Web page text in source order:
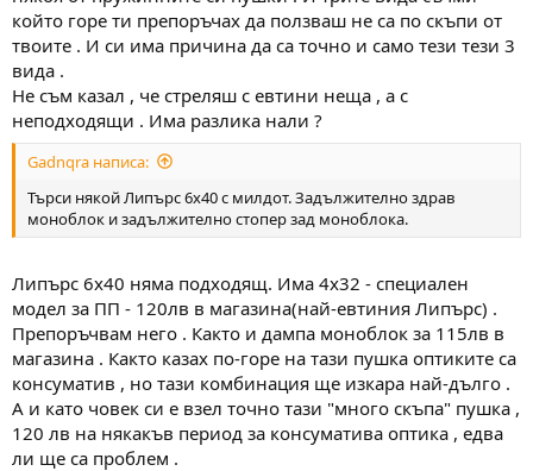
който горе ти препоръчах да ползваш не са по скъпи от
твоите . И си има причина да са точно и само тези тези 3
вида .
Не съм казал , че стреляш с евтини неща , а с
неподходящи . Има разлика нали ?
Gadnqra написа:
Търси някой Липърс 6х40 с милдот. Задължително здрав
моноблок и задължително стопер зад моноблока.
Липърс 6х40 няма подходящ. Има 4х32 - специален
модел за ПП - 120лв в магазина(най-евтиния Липърс) .
Препоръчвам него . Както и дампа моноблок за 115лв в
магазина . Както казах по-горе на тази пушка оптиките са
консуматив , но тази комбинация ще изкара най-дълго .
А и като човек си е взел точно тази "много скъпа" пушка ,
120 лв на някакъв период за консуматива оптика , едва
ли ще са проблем .